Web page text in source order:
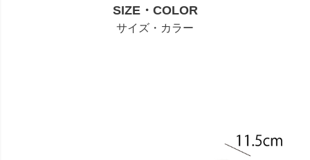
SIZE・COLOR
サイズ・カラー